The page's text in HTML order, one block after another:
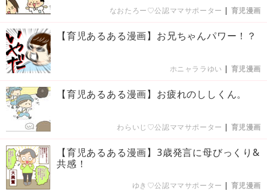
なおたろー♡公認ママサポーター | 育児漫画
【育児あるある漫画】お兄ちゃんパワー！？
ホニャララゆい | 育児漫画
【育児あるある漫画】お疲れのししくん。
わらいじ♡公認ママサポーター | 育児漫画
【育児あるある漫画】3歳発言に母びっくり&
共感！
ゆき♡公認ママサポーター | 育児漫画